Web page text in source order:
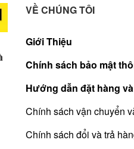
VỀ CHÚNG TÔI
Giới Thiệu
Chính sách bảo mật
Hướng dẫn đặt hàng
Chính sách vận chuyển
Chính sách đổi và trả